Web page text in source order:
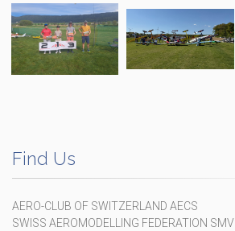
Find Us
AERO-CLUB OF SWITZERLAND AECS
SWISS AEROMODELLING FEDERATION SMV